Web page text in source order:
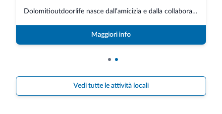
Dolomitioutdoorlife nasce dall’amicizia e dalla collaborazione di professio...
Maggiori info
Vedi tutte le attività locali